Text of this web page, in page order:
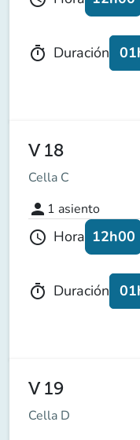
timer Duración
V 18
Cella C
person 1 asiento
schedule Hora 12h00
timer Duración
V 19
Cella D